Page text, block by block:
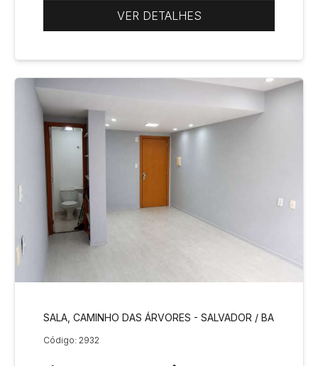
VER DETALHES
SALA, CAMINHO DAS ÁRVORES - SALVADOR / BA
Código: 2932